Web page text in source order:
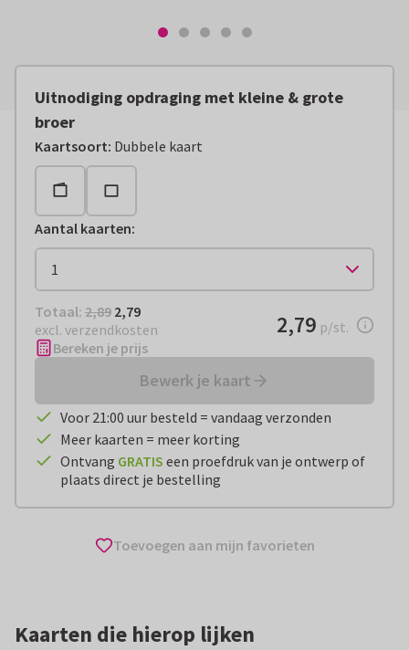
Uitnodiging opdraging met kleine & grote
broer
Kaartsoort: Dubbele kaart
Aantal kaarten:
Totaal: € 2,79
Totaal: 2,89 2,79
excl. verzendkosten
€ 2,79per stuk
2,79 p/st.
Bereken je prijs
Bewerk je kaart
Voor 21:00 uur besteld = vandaag verzonden
Meer kaarten = meer korting
Ontvang GRATIS een proefdruk van je ontwerp of
plaats direct je bestelling
Toevoegen aan mijn favorieten
Kaarten die hierop lijken